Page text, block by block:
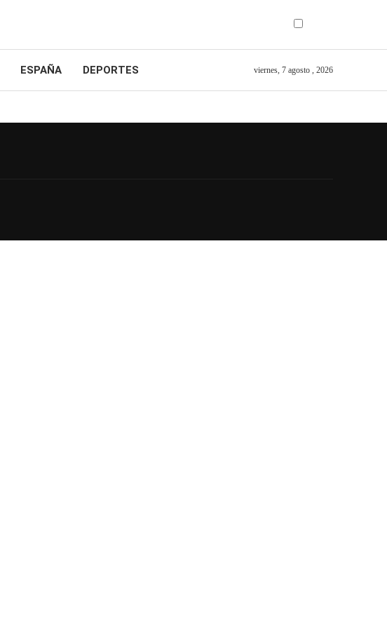
ESPAÑA DEPORTES viernes, 7 agosto , 2026